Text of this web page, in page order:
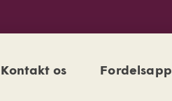
Kontakt os Fordelsapp